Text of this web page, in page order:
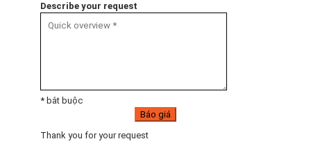
Describe your request
* bắt buộc
Báo giá
Thank you for your request